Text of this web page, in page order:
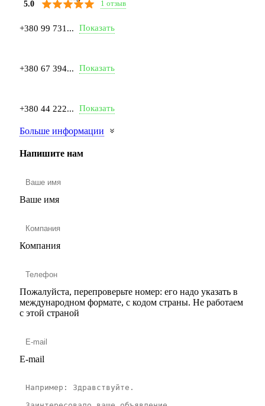
5.0 1 отзыв
+380 99 731... Показать
+380 67 394... Показать
+380 44 222... Показать
Больше информации
Напишите нам
Ваше имя
Компания
Пожалуйста, перепроверьте номер: его надо указать в
международном формате, с кодом страны. Не работаем
с этой страной
E-mail